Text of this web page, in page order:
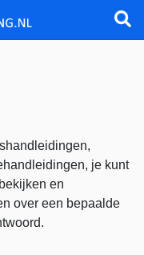
je kunt
en
over een bepaalde